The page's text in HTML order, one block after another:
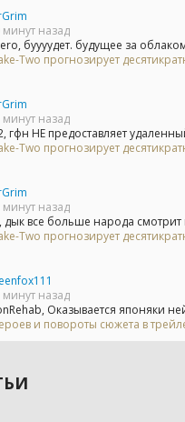
минут назад
буууудет. будущее за
Two прогнозирует
минут назад
гфн НЕ предоставляет
Two прогнозирует
минут назад
дык все больше народа
Two прогнозирует
минут назад
Оказывается японяки
и повороты сюжета в